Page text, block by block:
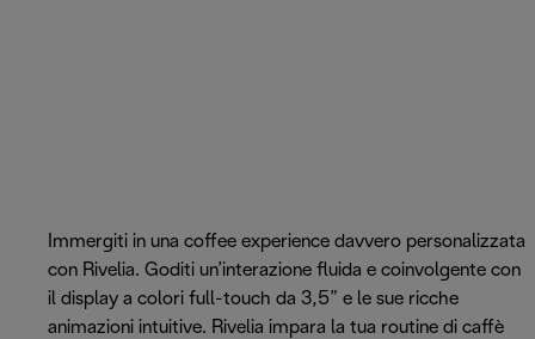
Immergiti in una coffee experience davvero personalizzata
con Rivelia. Goditi un’interazione fluida e coinvolgente con
il display a colori full-touch da 3,5” e le sue ricche
animazioni intuitive. Rivelia impara la tua routine di caffè